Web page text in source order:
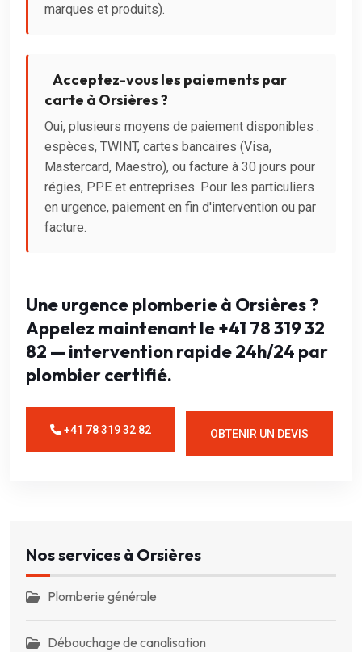
marques et produits).
Acceptez-vous les paiements par
carte à Orsières ?
Oui, plusieurs moyens de paiement disponibles :
espèces, TWINT, cartes bancaires (Visa,
Mastercard, Maestro), ou facture à 30 jours pour
régies, PPE et entreprises. Pour les particuliers
en urgence, paiement en fin d'intervention ou par
facture.
Une urgence plomberie à Orsières ?
Appelez maintenant le +41 78 319 32
82 — intervention rapide 24h/24 par
plombier certifié.
+41 78 319 32 82 OBTENIR UN DEVIS
Nos services à Orsières
Plomberie générale
Débouchage de canalisation